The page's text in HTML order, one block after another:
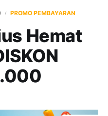
PROMO PEMBAYARAN
Hemat